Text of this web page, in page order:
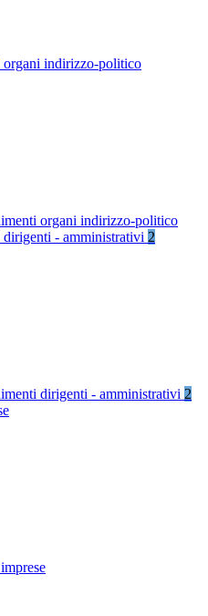
organi indirizzo-politico
organi indirizzo-politico
- amministrativi 2
dirigenti - amministrativi 2